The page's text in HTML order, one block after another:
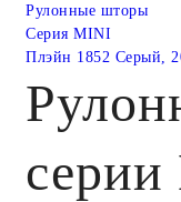
Рулонные шторы
Серия MINI
Плэйн 1852 Серый,